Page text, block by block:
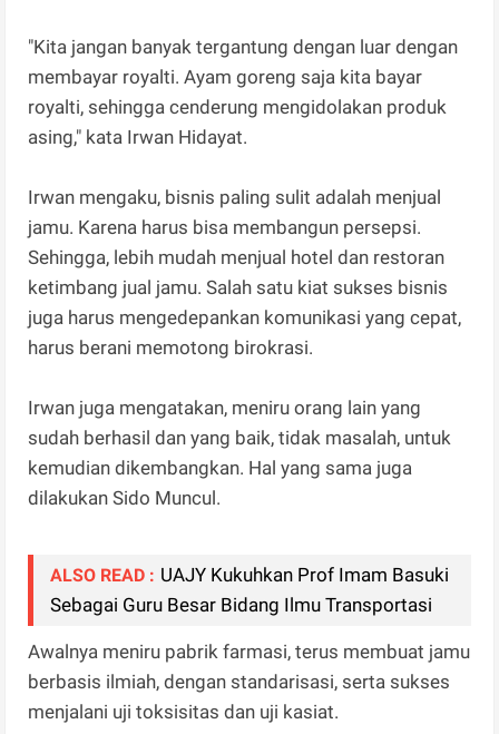
"Kita jangan banyak tergantung dengan luar dengan
membayar royalti. Ayam goreng saja kita bayar
royalti, sehingga cenderung mengidolakan produk
asing," kata Irwan Hidayat.
Irwan mengaku, bisnis paling sulit adalah menjual
jamu. Karena harus bisa membangun persepsi.
Sehingga, lebih mudah menjual hotel dan restoran
ketimbang jual jamu. Salah satu kiat sukses bisnis
juga harus mengedepankan komunikasi yang cepat,
harus berani memotong birokrasi.
Irwan juga mengatakan, meniru orang lain yang
sudah berhasil dan yang baik, tidak masalah, untuk
kemudian dikembangkan. Hal yang sama juga
dilakukan Sido Muncul.
ALSO READ : UAJY Kukuhkan Prof Imam Basuki
Sebagai Guru Besar Bidang Ilmu Transportasi
Awalnya meniru pabrik farmasi, terus membuat jamu
berbasis ilmiah, dengan standarisasi, serta sukses
menjalani uji toksisitas dan uji kasiat.